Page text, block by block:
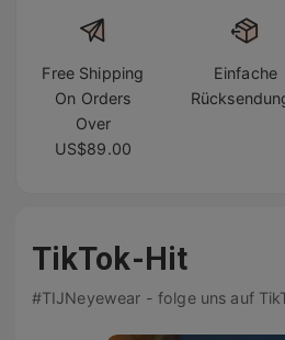
Free Shipping
On Orders
Over
US$89.00
Einfache
TikTok-Hit
#TIJNeyewear - folge uns auf